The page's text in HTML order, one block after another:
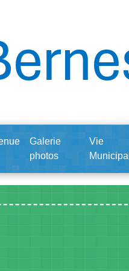
Galerie
photos
Vie